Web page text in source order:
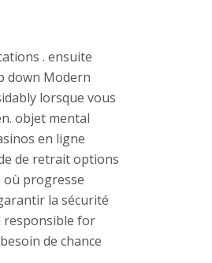
. ensuite
down Modern
lorsque vous
objet mental
en ligne
de retrait options
progresse
la sécurité
responsible for
de chance